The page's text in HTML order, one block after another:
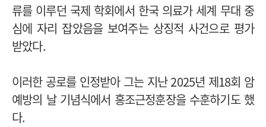
류를 이루던 국제 학회에서 한국 의료가 세계 무대 중
심에 자리 잡았음을 보여주는 상징적 사건으로 평가
받았다.
이러한 공로를 인정받아 그는 지난 2025년 제18회 암
예방의 날 기념식에서 홍조근정훈장을 수훈하기도 했
다.